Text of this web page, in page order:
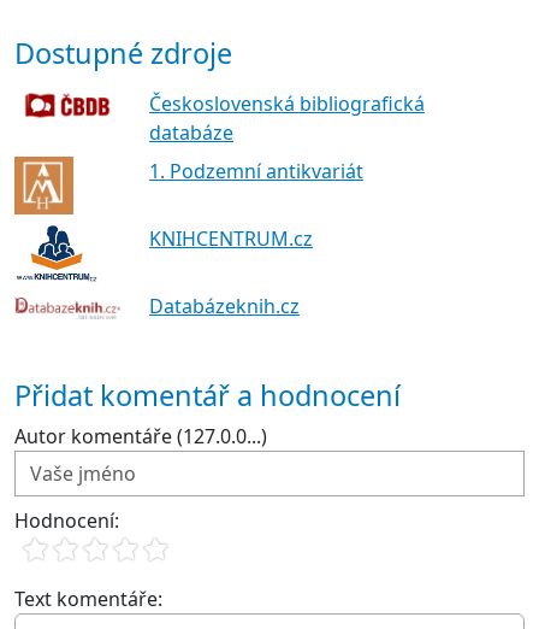
Dostupné zdroje
Československá bibliografická
databáze
1. Podzemní antikvariát
KNIHCENTRUM.cz
Databázeknih.cz
Přidat komentář a hodnocení
Autor komentáře (127.0.0...)
Hodnocení:
Text komentáře: